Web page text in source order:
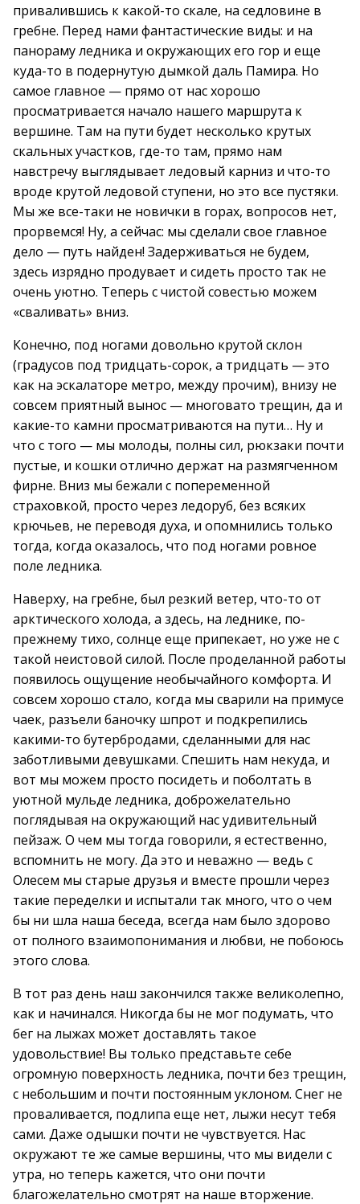
привалившись к какой-то скале, на седловине в
гребне. Перед нами фантастические виды: и на
панораму ледника и окружающих его гор и еще
куда-то в подернутую дымкой даль Памира. Но
самое главное — прямо от нас хорошо
просматривается начало нашего маршрута к
вершине. Там на пути будет несколько крутых
скальных участков, где-то там, прямо нам
навстречу выглядывает ледовый карниз и что-то
вроде крутой ледовой ступени, но это все пустяки.
Мы же все-таки не новички в горах, вопросов нет,
прорвемся! Ну, а сейчас: мы сделали свое главное
дело — путь найден! Задерживаться не будем,
здесь изрядно продувает и сидеть просто так не
очень уютно. Теперь с чистой совестью можем
«сваливать» вниз.
Конечно, под ногами довольно крутой склон
(градусов под тридцать-сорок, а тридцать — это
как на эскалаторе метро, между прочим), внизу не
совсем приятный вынос — многовато трещин, да и
какие-то камни просматриваются на пути… Ну и
что с того — мы молоды, полны сил, рюкзаки почти
пустые, и кошки отлично держат на размягченном
фирне. Вниз мы бежали с попеременной
страховкой, просто через ледоруб, без всяких
крючьев, не переводя духа, и опомнились только
тогда, когда оказалось, что под ногами ровное
поле ледника.
Наверху, на гребне, был резкий ветер, что-то от
арктического холода, а здесь, на леднике, по-
прежнему тихо, солнце еще припекает, но уже не с
такой неистовой силой. После проделанной работы
появилось ощущение необычайного комфорта. И
совсем хорошо стало, когда мы сварили на примусе
чаек, разъели баночку шпрот и подкрепились
какими-то бутербродами, сделанными для нас
заботливыми девушками. Спешить нам некуда, и
вот мы можем просто посидеть и поболтать в
уютной мульде ледника, доброжелательно
поглядывая на окружающий нас удивительный
пейзаж. О чем мы тогда говорили, я естественно,
вспомнить не могу. Да это и неважно — ведь с
Олесем мы старые друзья и вместе прошли через
такие переделки и испытали так много, что о чем
бы ни шла наша беседа, всегда нам было здорово
от полного взаимопонимания и любви, не побоюсь
этого слова.
В тот раз день наш закончился также великолепно,
как и начинался. Никогда бы не мог подумать, что
бег на лыжах может доставлять такое
удовольствие! Вы только представьте себе
огромную поверхность ледника, почти без трещин,
с небольшим и почти постоянным уклоном. Снег не
проваливается, подлипа еще нет, лыжи несут тебя
сами. Даже одышки почти не чувствуется. Нас
окружают те же самые вершины, что мы видели с
утра, но теперь кажется, что они почти
благожелательно смотрят на наше вторжение.